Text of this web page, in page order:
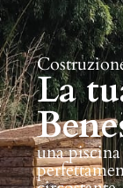
La
una